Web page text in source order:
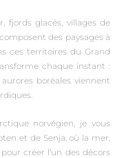
fjords glacés, villages de
des paysages à
ces territoires du Grand
chaque instant :
boréales viennent
norvégien, je vous
et de Senja, où la mer,
créer l’un des décors